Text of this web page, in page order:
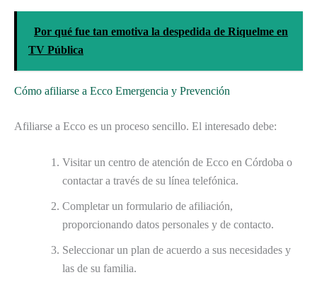
Por qué fue tan emotiva la despedida de Riquelme en
TV Pública
Cómo afiliarse a Ecco Emergencia y Prevención
Afiliarse a Ecco es un proceso sencillo. El interesado debe:
Visitar un centro de atención de Ecco en Córdoba o
contactar a través de su línea telefónica.
Completar un formulario de afiliación,
proporcionando datos personales y de contacto.
Seleccionar un plan de acuerdo a sus necesidades y
las de su familia.